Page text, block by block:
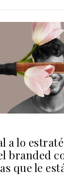
a lo
branded
que le